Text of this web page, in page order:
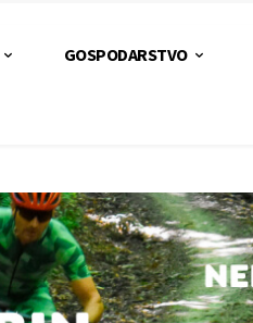
GOSPODARSTVO